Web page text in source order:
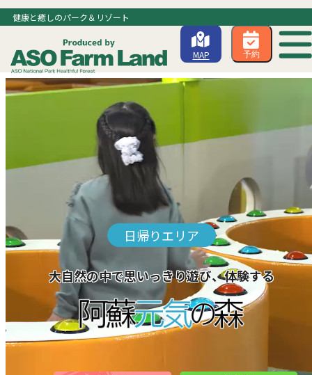
健康と癒しのパーク＆リゾート
MAP 予約
日帰りエリア
大自然の中で思いっきり遊び、体験する